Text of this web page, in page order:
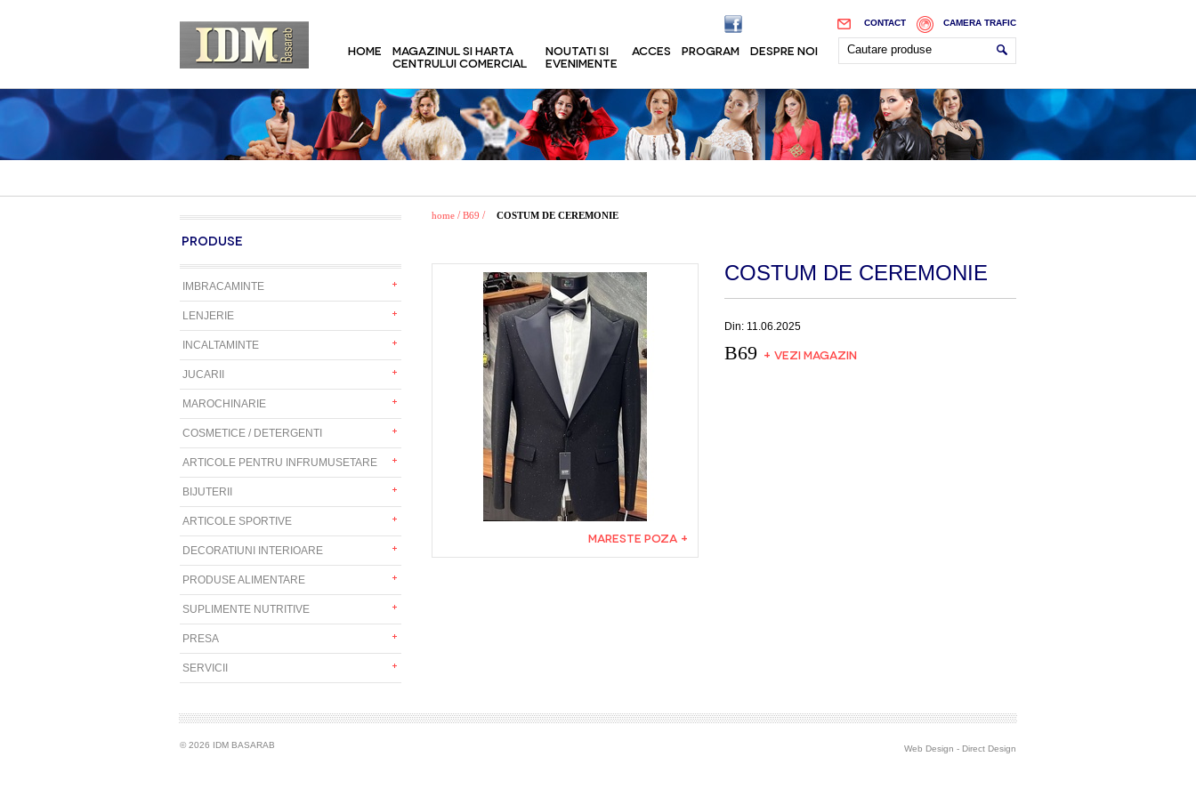
CAMERA TRAFIC
CONTACT
HOME
MAGAZINUL SI HARTA
CENTRULUI COMERCIAL
NOUTATI SI
EVENIMENTE
ACCES PROGRAM DESPRE NOI
PRODUSE
IMBRACAMINTE
LENJERIE
INCALTAMINTE
JUCARII
MAROCHINARIE
COSMETICE / DETERGENTI
ARTICOLE PENTRU INFRUMUSETARE
BIJUTERII
ARTICOLE SPORTIVE
DECORATIUNI INTERIOARE
PRODUSE ALIMENTARE
SUPLIMENTE NUTRITIVE
PRESA
SERVICII
home / B69 / COSTUM DE CEREMONIE
MARESTE POZA +
COSTUM DE CEREMONIE
Din: 11.06.2025
B69 + VEZI MAGAZIN
© 2026 IDM BASARAB Web Design - Direct Design